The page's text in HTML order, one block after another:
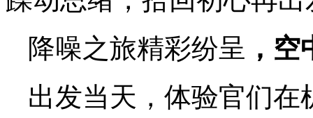
降噪之旅精彩纷呈 ， 空
出发当天，体验官们在